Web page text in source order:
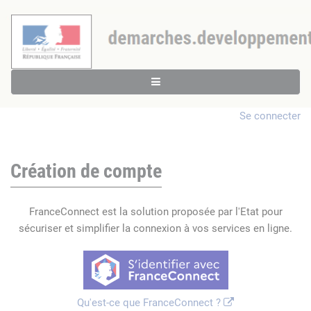
Se connecter
Création de compte
FranceConnect est la solution proposée par l'Etat pour
sécuriser et simplifier la connexion à vos services en ligne.
Qu'est-ce que FranceConnect ?